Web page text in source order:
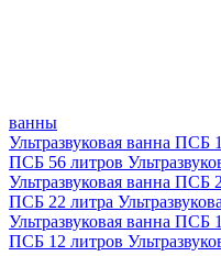
ванны
Ультразвуковая ванна ПСБ
ПСБ 56 литров
Ультразвуковая ванна ПСБ
ПСБ 22 литра
Ультразвуковая ванна ПСБ
ПСБ 12 литров